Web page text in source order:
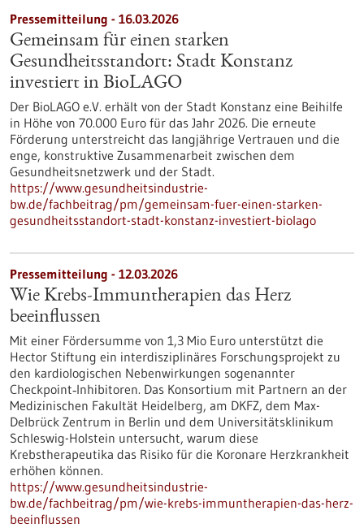
Pressemitteilung - 16.03.2026
Gemeinsam für einen starken
Gesundheitsstandort: Stadt Konstanz
investiert in BioLAGO
Der BioLAGO e.V. erhält von der Stadt Konstanz eine Beihilfe
in Höhe von 70.000 Euro für das Jahr 2026. Die erneute
Förderung unterstreicht das langjährige Vertrauen und die
enge, konstruktive Zusammenarbeit zwischen dem
Gesundheitsnetzwerk und der Stadt.
https://www.gesundheitsindustrie-
bw.de/fachbeitrag/pm/gemeinsam-fuer-einen-starken-
gesundheitsstandort-stadt-konstanz-investiert-biolago
Pressemitteilung - 12.03.2026
Wie Krebs-Immuntherapien das Herz
beeinflussen
Mit einer Fördersumme von 1,3 Mio Euro unterstützt die
Hector Stiftung ein interdisziplinäres Forschungsprojekt zu
den kardiologischen Nebenwirkungen sogenannter
Checkpoint‑Inhibitoren. Das Konsortium mit Partnern an der
Medizinischen Fakultät Heidelberg, am DKFZ, dem Max-
Delbrück Zentrum in Berlin und dem Universitätsklinikum
Schleswig-Holstein untersucht, warum diese
Krebstherapeutika das Risiko für die Koronare Herzkrankheit
erhöhen können.
https://www.gesundheitsindustrie-
bw.de/fachbeitrag/pm/wie-krebs-immuntherapien-das-herz-
beeinflussen